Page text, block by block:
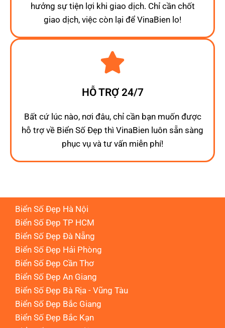
hưởng sự tiện lợi khi giao dịch. Chỉ cần chốt
giao dịch, việc còn lại để VinaBien lo!
HỖ TRỢ 24/7
Bất cứ lúc nào, nơi đâu, chỉ cần bạn muốn được
hỗ trợ về Biển Số Đẹp thì VinaBien luôn sẵn sàng
phục vụ và tư vấn miễn phí!
Biển Số Đẹp Hà Nội
Biển Số Đẹp TP HCM
Biển Số Đẹp Đà Nẵng
Biển Số Đẹp Hải Phòng
Biển Số Đẹp Cần Thơ
Biển Số Đẹp An Giang
Biển Số Đẹp Bà Rịa - Vũng Tàu
Biển Số Đẹp Bắc Giang
Biển Số Đẹp Bắc Kạn